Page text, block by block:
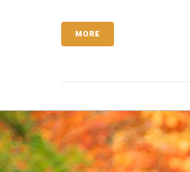
MORE